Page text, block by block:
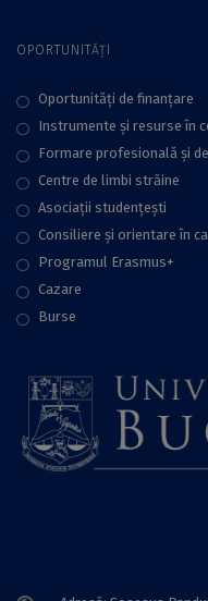
OPORTUNITĂȚI
Oportunități de finanțare
Instrumente și resurse în
Formare profesională și
Centre de limbi străine
Asociații studențești
Consiliere şi orientare în
Programul Erasmus+
Cazare
Burse